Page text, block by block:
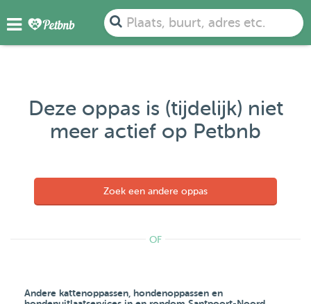
Plaats, buurt, adres etc.
Deze oppas is (tijdelijk) niet
meer actief op Petbnb
Zoek een andere oppas
OF
Andere kattenoppassen, hondenoppassen en